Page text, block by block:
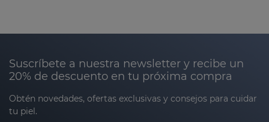
Suscríbete a nuestra newsletter y recibe un
20% de descuento en tu próxima compra
Obtén novedades, ofertas exclusivas y consejos para cuidar
tu piel.